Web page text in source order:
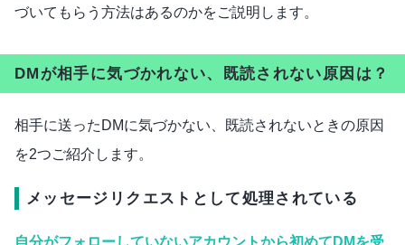
づいてもらう方法はあるのかをご説明します。
DMが相手に気づかれない、既読されない原因は？
相手に送ったDMに気づかない、既読されないときの原因
を2つご紹介します。
メッセージリクエストとして処理されている